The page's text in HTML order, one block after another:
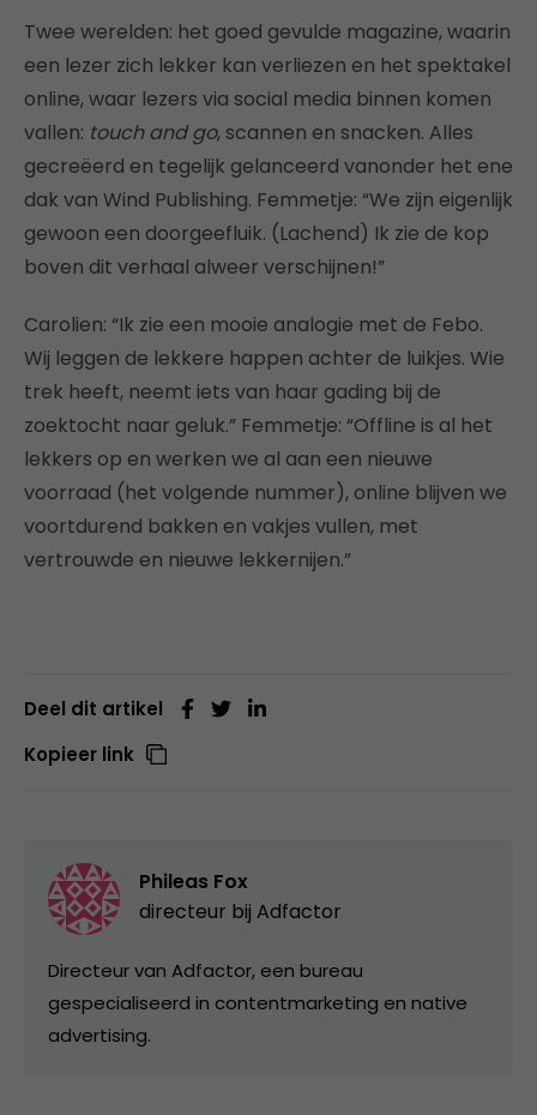
Twee werelden: het goed gevulde magazine, waarin
een lezer zich lekker kan verliezen en het spektakel
online, waar lezers via social media binnen komen
vallen: touch and go, scannen en snacken. Alles
gecreëerd en tegelijk gelanceerd vanonder het ene
dak van Wind Publishing. Femmetje: “We zijn eigenlijk
gewoon een doorgeefluik. (Lachend) Ik zie de kop
boven dit verhaal alweer verschijnen!”
Carolien: “Ik zie een mooie analogie met de Febo.
Wij leggen de lekkere happen achter de luikjes. Wie
trek heeft, neemt iets van haar gading bij de
zoektocht naar geluk.” Femmetje: “Offline is al het
lekkers op en werken we al aan een nieuwe
voorraad (het volgende nummer), online blijven we
voortdurend bakken en vakjes vullen, met
vertrouwde en nieuwe lekkernijen.”
Deel dit artikel
Kopieer link
Phileas Fox
directeur bij Adfactor
Directeur van Adfactor, een bureau
gespecialiseerd in contentmarketing en native
advertising.